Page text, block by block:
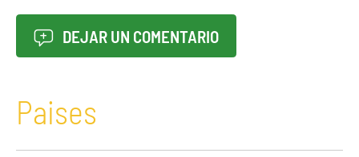
DEJAR UN COMENTARIO
Paises